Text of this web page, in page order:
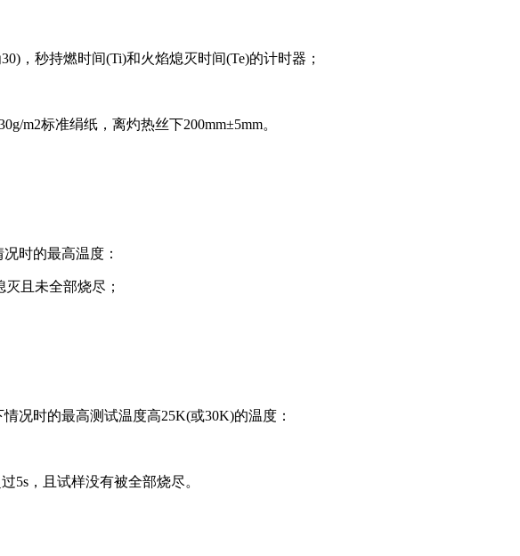
，秒持燃时间(Ti)和火焰熄灭时间(Te)的计时器；
m2标准绢纸，离灼热丝下200mm±5mm。
时的最高温度：
且未全部烧尽；
况时的最高测试温度高25K(或30K)的温度：
5s，且试样没有被全部烧尽。